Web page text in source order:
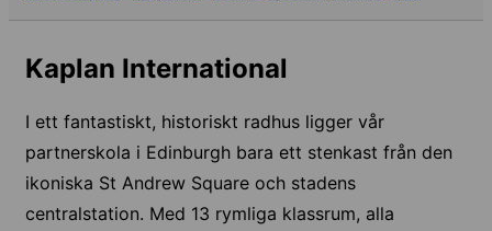
Kaplan International
I ett fantastiskt, historiskt radhus ligger vår
partnerskola i Edinburgh bara ett stenkast från den
ikoniska St Andrew Square och stadens
centralstation. Med 13 rymliga klassrum, alla